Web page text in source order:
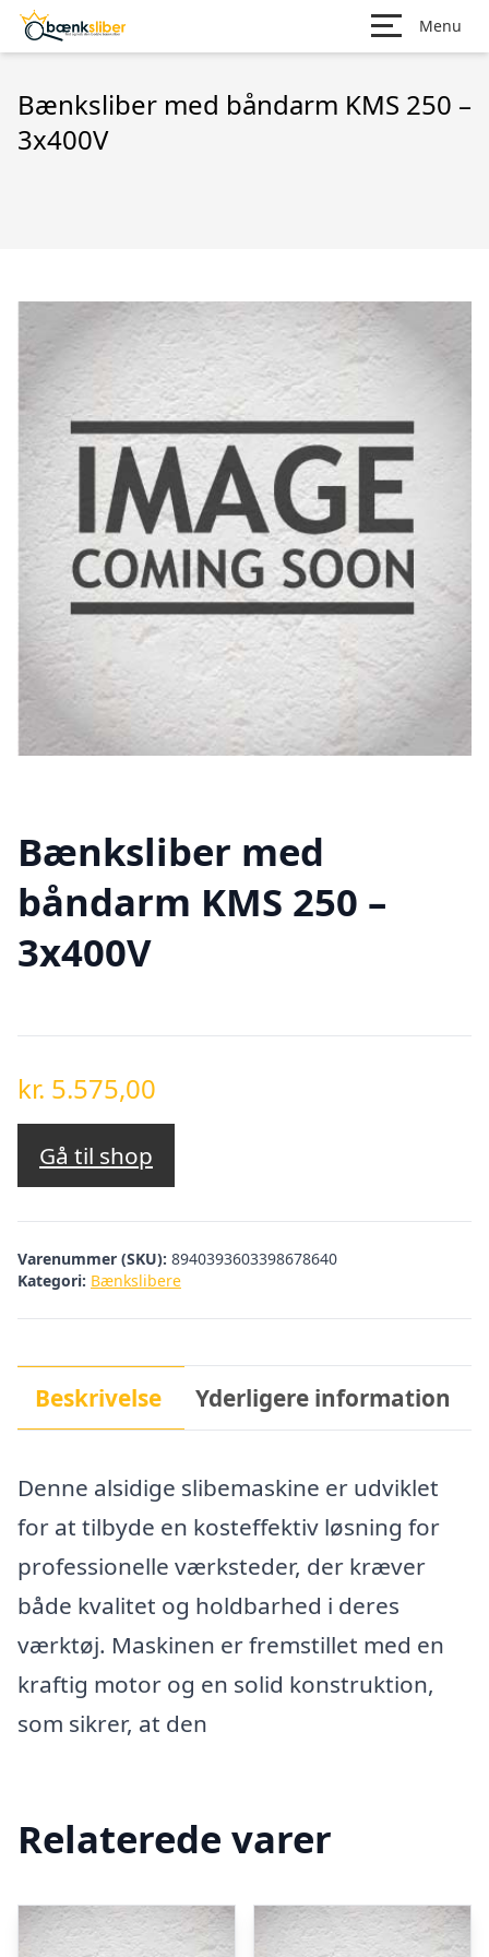
Menu
Bænksliber med båndarm KMS 250 –
3x400V
Bænksliber med
båndarm KMS 250 –
3x400V
kr. 5.575,00
Gå til shop
Varenummer (SKU): 8940393603398678640
Kategori: Bænkslibere
Beskrivelse Yderligere information
Denne alsidige slibemaskine er udviklet
for at tilbyde en kosteffektiv løsning for
professionelle værksteder, der kræver
både kvalitet og holdbarhed i deres
værktøj. Maskinen er fremstillet med en
kraftig motor og en solid konstruktion,
som sikrer, at den
Relaterede varer